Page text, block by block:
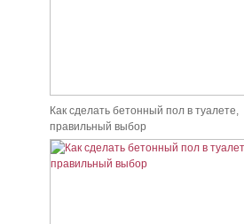
Как сделать бетонный пол в туалете,
правильный выбор